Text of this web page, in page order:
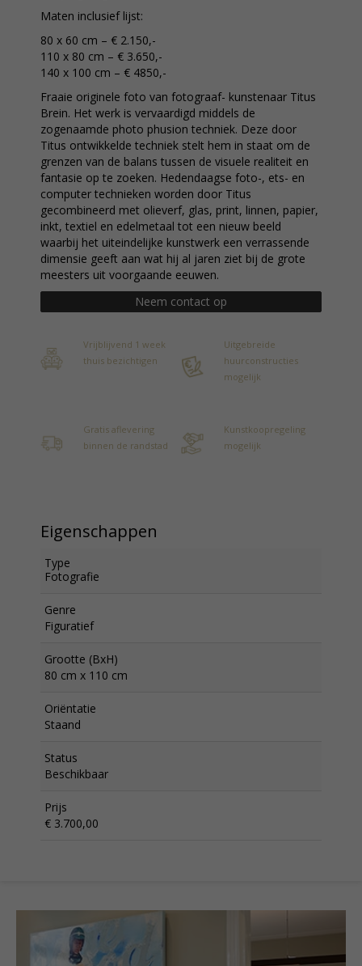
Maten inclusief lijst:
80 x 60 cm – € 2.150,-
110 x 80 cm – € 3.650,-
140 x 100 cm – € 4850,-
Fraaie originele foto van fotograaf- kunstenaar Titus
Brein. Het werk is vervaardigd middels de
zogenaamde photo phusion techniek. Deze door
Titus ontwikkelde techniek stelt hem in staat om de
grenzen van de balans tussen de visuele realiteit en
fantasie op te zoeken. Hedendaagse foto-, ets- en
computer technieken worden door Titus
gecombineerd met olieverf, glas, print, linnen, papier,
inkt, textiel en edelmetaal tot een nieuw beeld
waarbij het uiteindelijke kunstwerk een verrassende
dimensie geeft aan wat hij al jaren ziet bij de grote
meesters uit voorgaande eeuwen.
Neem contact op
Vrijblijvend 1 week
thuis bezichtigen
Uitgebreide
huurconstructies
mogelijk
Gratis aflevering
binnen de randstad
Kunstkoopregeling
mogelijk
Eigenschappen
Type
Fotografie
Genre
Figuratief
Grootte (BxH)
80 cm x 110 cm
Oriëntatie
Staand
Status
Beschikbaar
Prijs
€ 3.700,00